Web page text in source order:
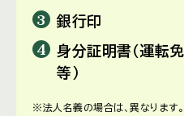
銀行印
身分証明書（運転
等）
※法人名義の場合は、異なります。